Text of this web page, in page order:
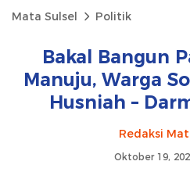
Mata Sulsel Politik
Bakal Bangun
Manuju, Warga
Husniah –
Redaksi
Oktober 19,